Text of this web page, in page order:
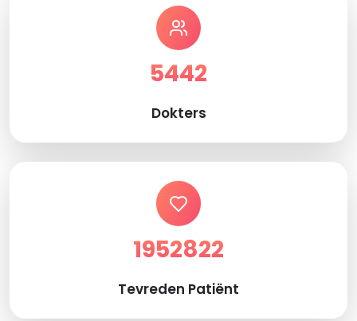
5442
Dokters
1952822
Tevreden Patiënt